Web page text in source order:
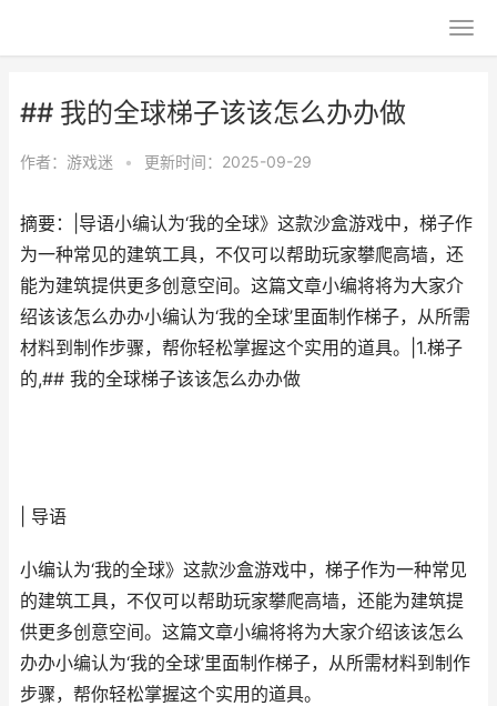
## 我的全球梯子该该怎么办办做
作者： 游戏迷 • 更新时间：2025-09-29
摘要：|导语小编认为‘我的全球》这款沙盒游戏中，梯子作
为一种常见的建筑工具，不仅可以帮助玩家攀爬高墙，还
能为建筑提供更多创意空间。这篇文章小编将将为大家介
绍该该怎么办办小编认为‘我的全球’里面制作梯子，从所需
材料到制作步骤，帮你轻松掌握这个实用的道具。|1.梯子
的,## 我的全球梯子该该怎么办办做
| 导语
小编认为‘我的全球》这款沙盒游戏中，梯子作为一种常见
的建筑工具，不仅可以帮助玩家攀爬高墙，还能为建筑提
供更多创意空间。这篇文章小编将将为大家介绍该该怎么
办办小编认为‘我的全球’里面制作梯子，从所需材料到制作
步骤，帮你轻松掌握这个实用的道具。